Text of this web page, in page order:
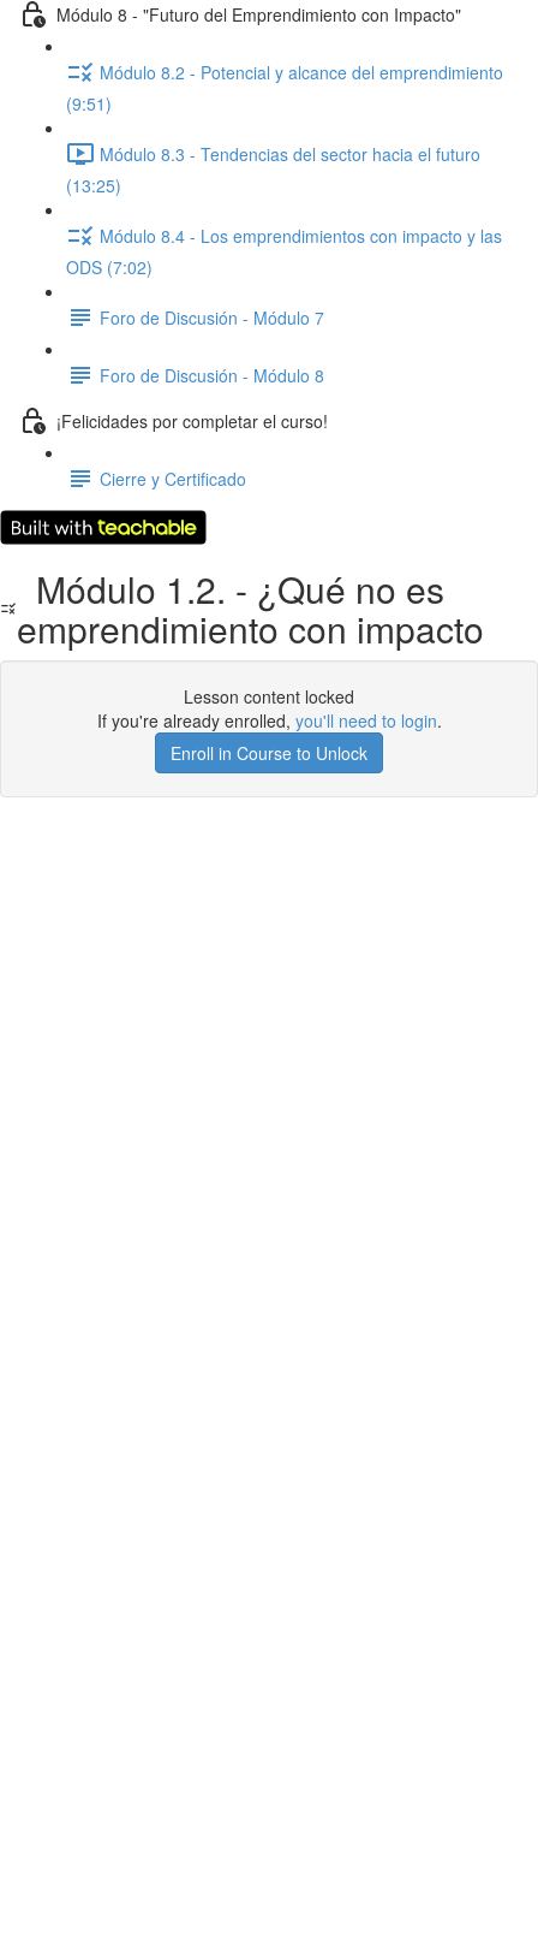
Módulo 8 - "Futuro del Emprendimiento con Impacto"
Módulo 8.2 - Potencial y alcance del emprendimiento
(9:51)
Módulo 8.3 - Tendencias del sector hacia el futuro
(13:25)
Módulo 8.4 - Los emprendimientos con impacto y las
ODS (7:02)
Foro de Discusión - Módulo 7
Foro de Discusión - Módulo 8
¡Felicidades por completar el curso!
Cierre y Certificado
Módulo 1.2. - ¿Qué no es
emprendimiento con impacto
Lesson content locked
If you're already enrolled, you'll need to login.
Enroll in Course to Unlock